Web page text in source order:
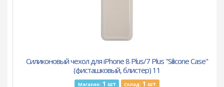
Силиконовый чехол для iPhone 8 Plus/7 Plus "Silicone Case"
(фисташковый, блистер) 11
Магазин: 1 шт Склад: 1 шт